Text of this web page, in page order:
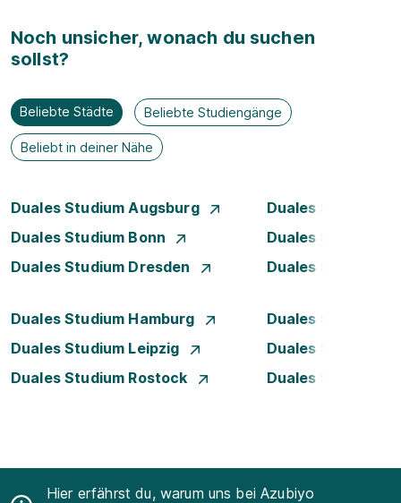
Noch unsicher, wonach du suchen
sollst?
Beliebte Städte Beliebte Studiengänge
Beliebt in deiner Nähe
Duales Studium Augsburg
Duales Studium
Duales Studium Bonn
Duales Studium
Duales Studium Dresden
Duales Studium
Duales Studium Hamburg
Duales Studium
Duales Studium Leipzig
Duales Studium
Duales Studium Rostock
Duales Studium
Hier erfährst du, warum uns bei Azubiyo